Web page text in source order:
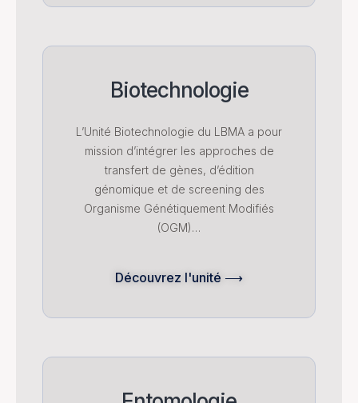
Biotechnologie
L’Unité Biotechnologie du LBMA a pour
mission d’intégrer les approches de
transfert de gènes, d’édition
génomique et de screening des
Organisme Génétiquement Modifiés
(OGM)…
Découvrez l'unité ⟶